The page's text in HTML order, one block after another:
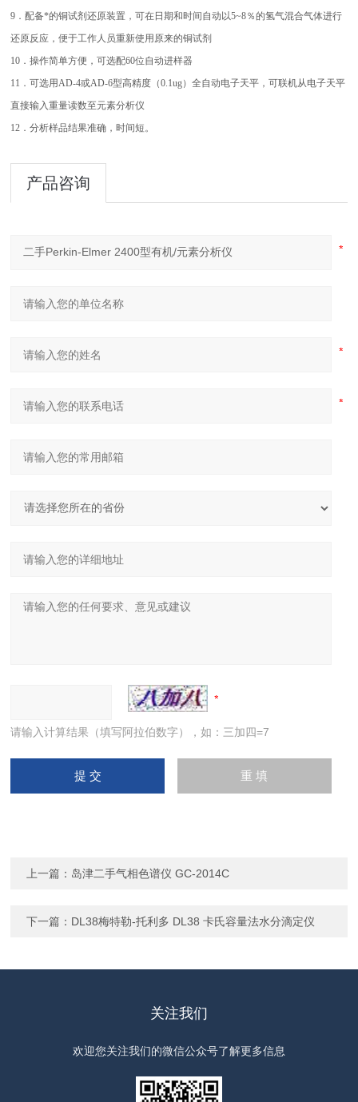
9．配备*的铜试剂还原装置，可在日期和时间自动以5~8％的氢气混合气体进行
还原反应，便于工作人员重新使用原来的铜试剂
10．操作简单方便，可选配60位自动进样器
11．可选用AD-4或AD-6型高精度（0.1ug）全自动电子天平，可联机从电子天平
直接输入重量读数至元素分析仪
12．分析样品结果准确，时间短。
产品咨询
请输入计算结果（填写阿拉伯数字），如：三加四=7
上一篇： 岛津二手气相色谱仪 GC-2014C
下一篇： DL38梅特勒-托利多 DL38 卡氏容量法水分滴定仪
关注我们
欢迎您关注我们的微信公众号了解更多信息